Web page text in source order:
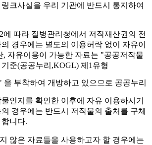
크사실을 우리 기관에 반드시 통지하여
에 따라 질병관리청에서 저작재산권의 전
경우에는 별도의 이용허락 없이 자유이
, 자유이용이 가능한 자료는 "공공저작물
준(공공누리,KOGL) 제1유형
을 부착하여 개방하고 있으므로 공공누리
인지를 확인한 이후에 자유 이용하시기
경우에는 반드시 저작물의 출처를 구체
니다.
않은 자료들을 사용하고자 할 경우에는